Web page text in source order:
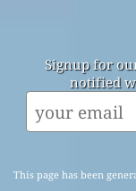
Signup for
notified
This page has been